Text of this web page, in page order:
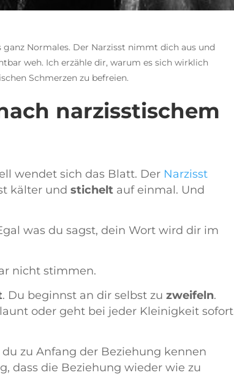
Normales. Der Narzisst nimmt dich aus und
weh. Ich erzähle dir, warum es sich wirklich
Schmerzen zu befreien.
narzisstischem
wendet sich das Blatt. Der Narzisst
kälter und stichelt auf einmal. Und
was du sagst, dein Wort wird dir im
nicht stimmen.
. Du beginnst an dir selbst zu zweifeln.
oder geht bei jeder Kleinigkeit sofort
du zu Anfang der Beziehung kennen
dass die Beziehung wieder wie zu